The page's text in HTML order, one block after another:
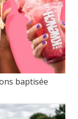
baptisée